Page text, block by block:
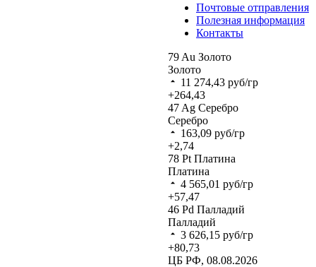
Почтовые отправления
Полезная информация
Контакты
79 Au Золото
Золото
11 274,43 руб/гр
+264,43
47 Ag Серебро
Серебро
163,09 руб/гр
+2,74
78 Pt Платина
Платина
4 565,01 руб/гр
+57,47
46 Pd Палладий
Палладий
3 626,15 руб/гр
+80,73
ЦБ РФ, 08.08.2026